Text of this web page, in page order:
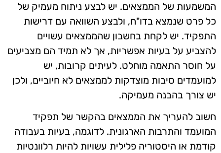
המשמעות של הממצאים. יש לבצע ניתוח מעמיק של
כל פרט שנמצא בדו"ח, ולבצע השוואה עם דרישות
התפקיד. יש לקחת בחשבון שהממצאים עשויים
להצביע על בעיות אפשריות, אך לא תמיד הם מצביעים
על חוסר התאמה מוחלט. לעיתים קרובות, יש
למועמדים סיבות מוצדקות לממצאים לא חיוביים, ולכן
יש צורך בהבנה מעמיקה.
חשוב להעריך את הממצאים בהקשר של תפקיד
המועמד והתרבות הארגונית. לדוגמה, בעיות בעבודה
קודמת או היסטוריה פלילית עשויות להיות רלוונטיות